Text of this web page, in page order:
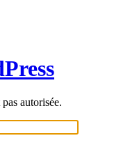
autorisée.